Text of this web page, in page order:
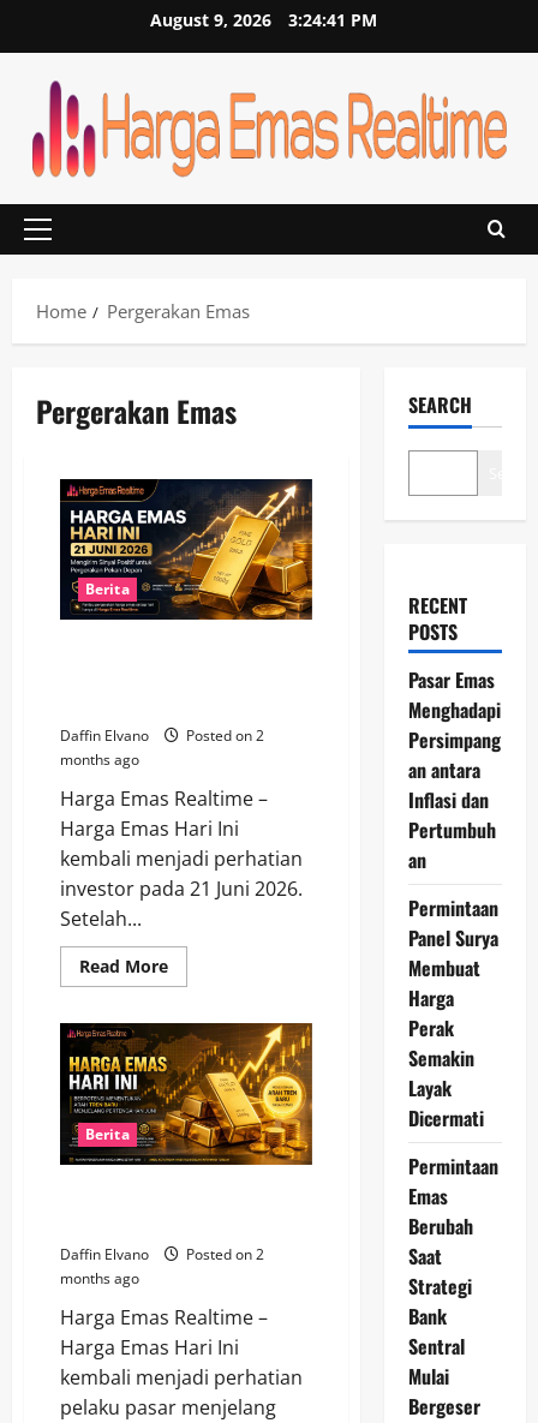
August 9, 2026 3:24:41 PM
Primary
Home
Pergerakan Emas
Pergerakan Emas
Berita
Daffin Elvano
Posted on 2
months ago
Harga Emas Realtime –
Harga Emas Hari Ini
kembali menjadi perhatian
investor pada 21 Juni 2026.
Setelah...
Read MoreRead
more
Emas
Hari
Ini
21
Juni
2026
Mengirim
Sinyal
Positif
Berita
Daffin Elvano
Posted on 2
months ago
Harga Emas Realtime –
Harga Emas Hari Ini
kembali menjadi perhatian
pelaku pasar menjelang
SEARCH
RECENT
POSTS
Pasar Emas
Menghadapi
Persimpang
an antara
Inflasi dan
Pertumbuh
an
Permintaan
Panel Surya
Membuat
Harga
Perak
Semakin
Layak
Dicermati
Permintaan
Emas
Berubah
Saat
Strategi
Bank
Sentral
Mulai
Bergeser